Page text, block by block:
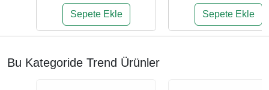
Sepete Ekle Sepete Ekle
Bu Kategoride Trend Ürünler